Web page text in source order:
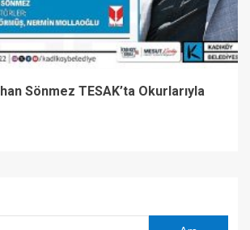
Sönmez TESAK’ta Okurlarıyla